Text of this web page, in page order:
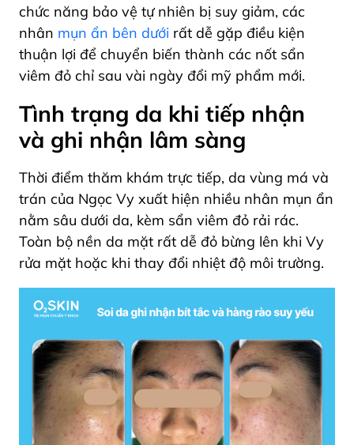
chức năng bảo vệ tự nhiên bị suy giảm, các
nhân mụn ẩn bên dưới rất dễ gặp điều kiện
thuận lợi để chuyển biến thành các nốt sẩn
viêm đỏ chỉ sau vài ngày đổi mỹ phẩm mới.
Tình trạng da khi tiếp nhận
và ghi nhận lâm sàng
Thời điểm thăm khám trực tiếp, da vùng má và
trán của Ngọc Vy xuất hiện nhiều nhân mụn ẩn
nằm sâu dưới da, kèm sẩn viêm đỏ rải rác.
Toàn bộ nền da mặt rất dễ đỏ bừng lên khi Vy
rửa mặt hoặc khi thay đổi nhiệt độ môi trường.